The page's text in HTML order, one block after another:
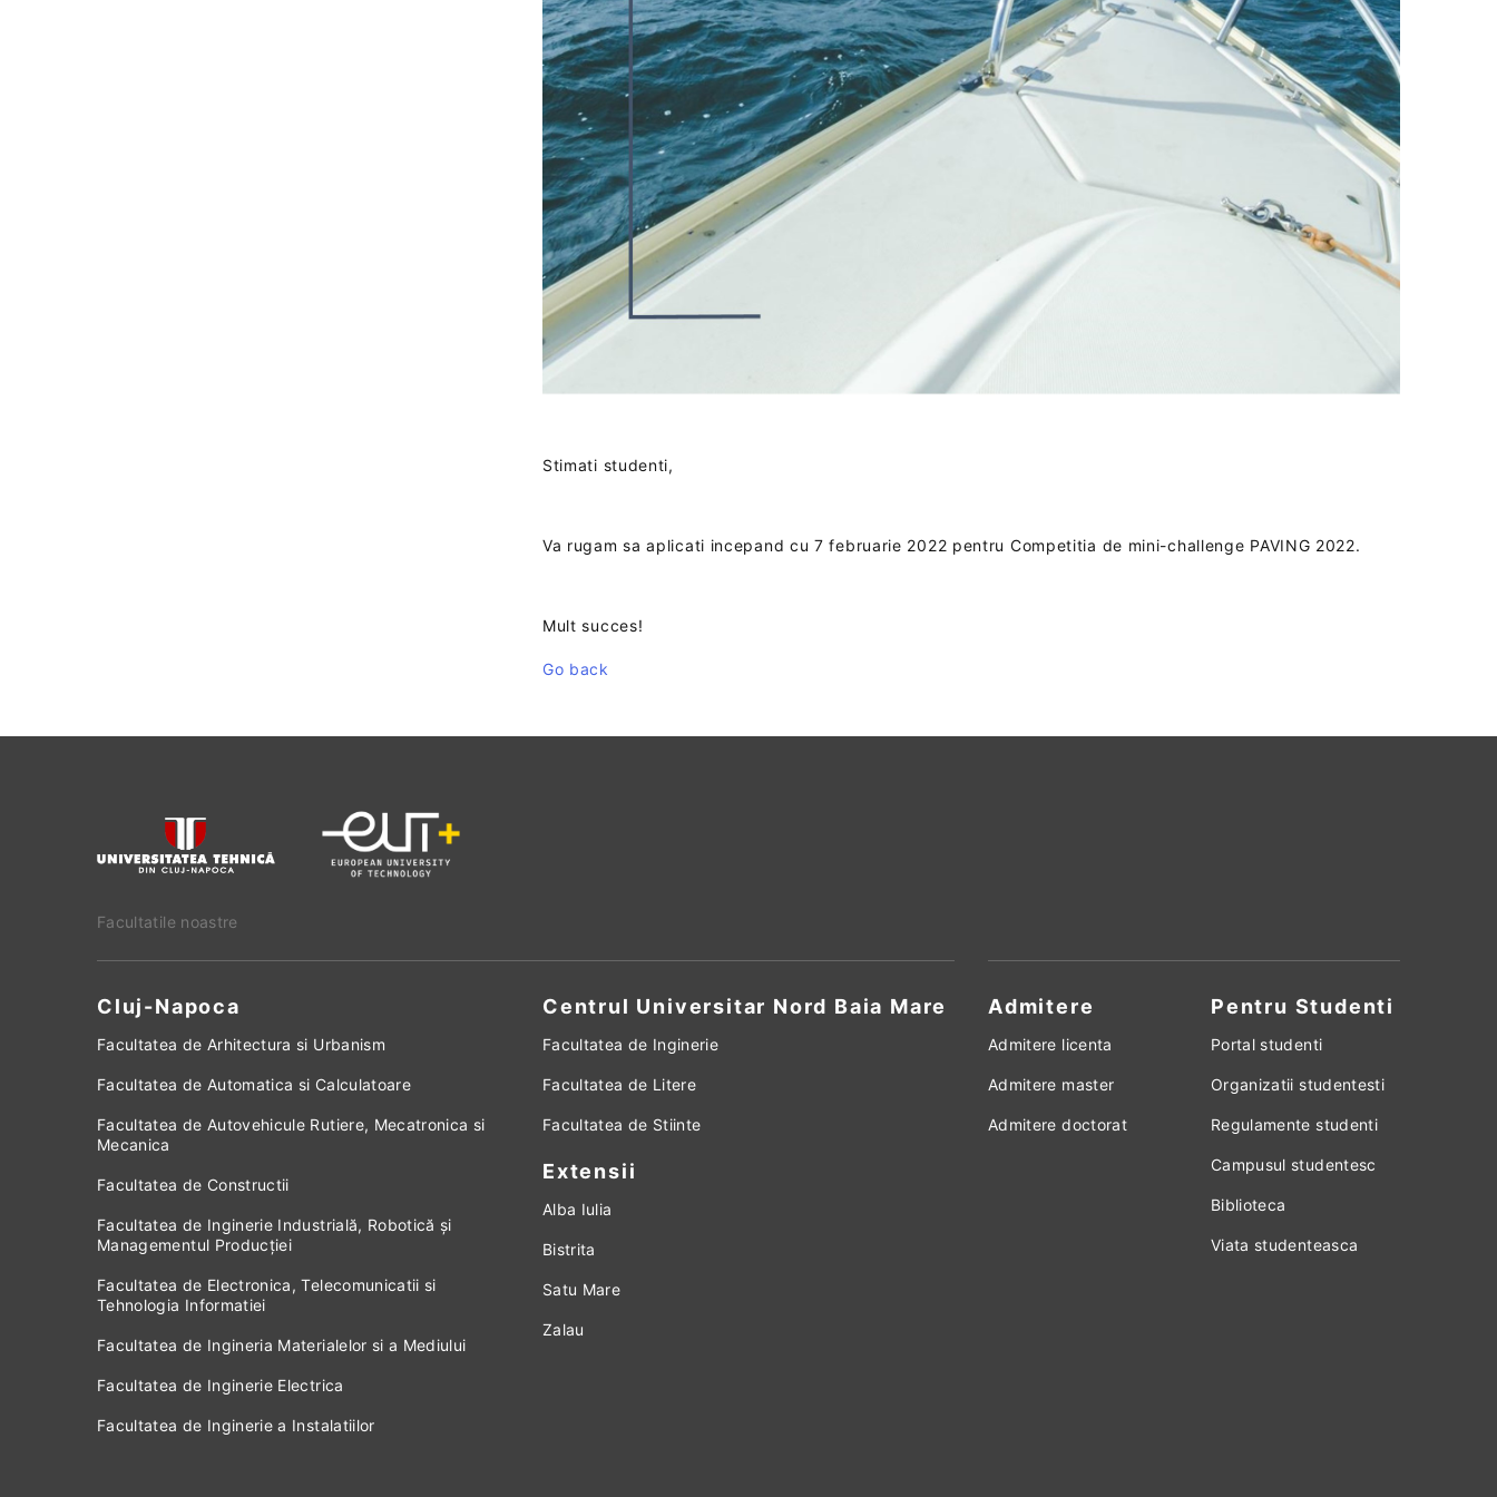
Stimati studenti,
Va rugam sa aplicati incepand cu 7 februarie 2022 pentru Competitia de mini-challenge PAVING 2022.
Mult succes!
Go back
Facultatile noastre
Cluj-Napoca Centrul Universitar Nord Baia Mare
Facultatea de Arhitectura si Urbanism
Facultatea de Automatica si Calculatoare
Facultatea de Autovehicule Rutiere, Mecatronica si
Mecanica
Facultatea de Constructii
Facultatea de Inginerie Industrială, Robotică și
Managementul Producției
Facultatea de Electronica, Telecomunicatii si
Tehnologia Informatiei
Facultatea de Ingineria Materialelor si a Mediului
Facultatea de Inginerie Electrica
Facultatea de Inginerie a Instalatiilor
Facultatea de Inginerie
Facultatea de Litere
Facultatea de Stiinte
Extensii
Alba Iulia
Bistrita
Satu Mare
Zalau
Admitere
Admitere licenta
Admitere master
Admitere doctorat
Pentru Studenti
Portal studenti
Organizatii studentesti
Regulamente studenti
Campusul studentesc
Biblioteca
Viata studenteasca